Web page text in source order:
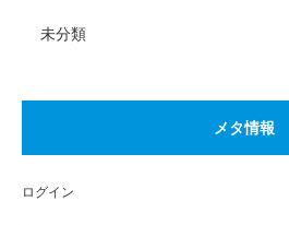
未分類
メタ情報
ログイン